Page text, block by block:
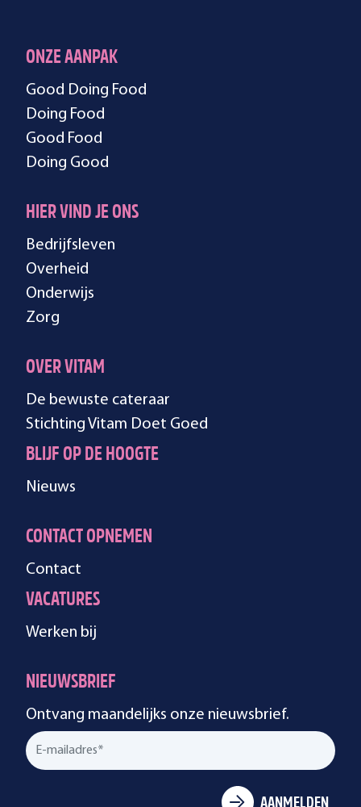
ONZE AANPAK
Good Doing Food
Doing Food
Good Food
Doing Good
HIER VIND JE ONS
Bedrijfsleven
Overheid
Onderwijs
Zorg
OVER VITAM
De bewuste cateraar
Stichting Vitam Doet Goed
BLIJF OP DE HOOGTE
Nieuws
CONTACT OPNEMEN
Contact
VACATURES
Werken bij
NIEUWSBRIEF
Ontvang maandelijks onze nieuwsbrief.